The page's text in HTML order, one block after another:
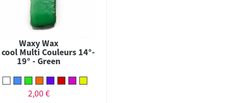
Waxy Wax
cool Multi Couleurs 14°-
19° - Green
2,00 €